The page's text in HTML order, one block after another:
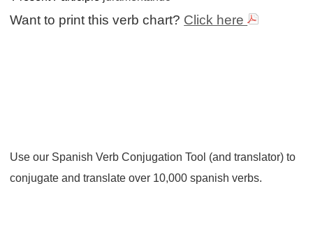
Want to print this verb chart? Click here
Use our Spanish Verb Conjugation Tool (and translator) to
conjugate and translate over 10,000 spanish verbs.